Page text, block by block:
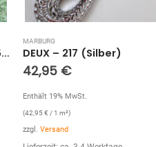
MARBURG
82,60 €
Enthält 19% MwSt.
(11,73€ / 1 m²)
zzgl. Versand